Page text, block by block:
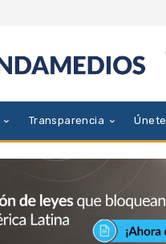
Transparencia Únete